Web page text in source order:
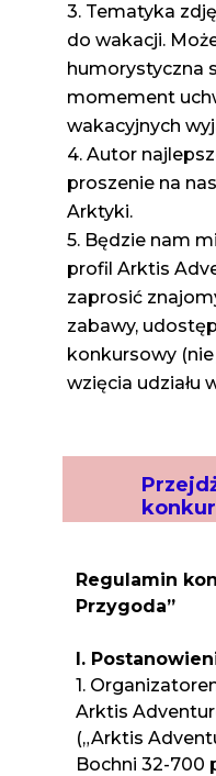
3. Tematyka
do wakacji.
humorystyczna
momement
wakacyjnych
4. Autor
proszenie na
Arktyki.
5. Będzie nam
profil Arktis
zaprosić
zabawy,
konkursowy
wzięcia udziału
Regulamin
Przygoda”
I.
1.
Arktis
(„Arktis
Bochni 32-700